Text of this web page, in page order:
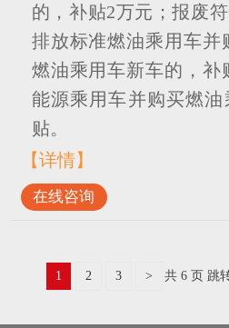
的，补贴2万元；报废
排放标准燃油乘用车并
燃油乘用车新车的，补
能源乘用车并购买燃
贴。
【详情】
在线咨询
1 2 3 > 共 6 页 跳